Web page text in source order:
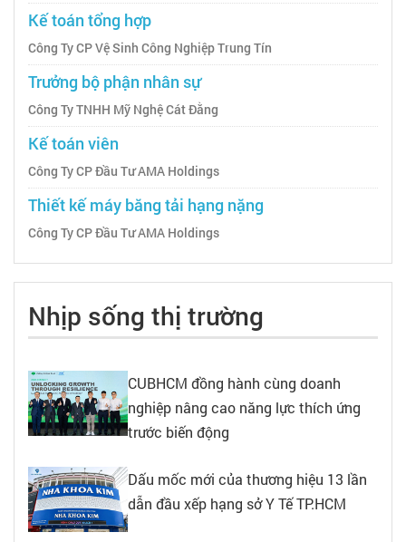
Kế toán tổng hợp
Công Ty CP Vệ Sinh Công Nghiệp Trung Tín
Trưởng bộ phận nhân sự
Công Ty TNHH Mỹ Nghệ Cát Đằng
Kế toán viên
Công Ty CP Đầu Tư AMA Holdings
Thiết kế máy băng tải hạng nặng
Công Ty CP Đầu Tư AMA Holdings
Nhịp sống thị trường
CUBHCM đồng hành cùng doanh
nghiệp nâng cao năng lực thích ứng
trước biến động
Dấu mốc mới của thương hiệu 13 lần
dẫn đầu xếp hạng sở Y Tế TP.HCM